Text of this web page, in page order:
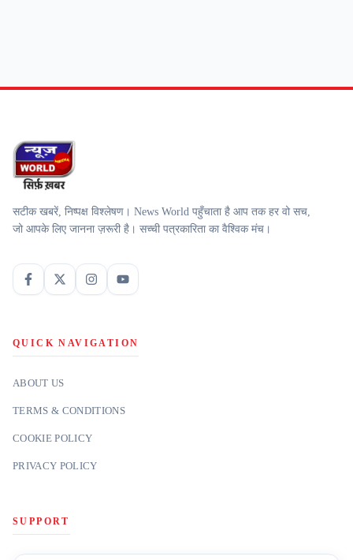
सटीक खबरें, निष्पक्ष विश्लेषण। News World पहुँचाता है आप तक हर वो सच,
जो आपके लिए जानना ज़रूरी है। सच्ची पत्रकारिता का वैश्विक मंच।
QUICK NAVIGATION
ABOUT US
TERMS & CONDITIONS
COOKIE POLICY
PRIVACY POLICY
SUPPORT